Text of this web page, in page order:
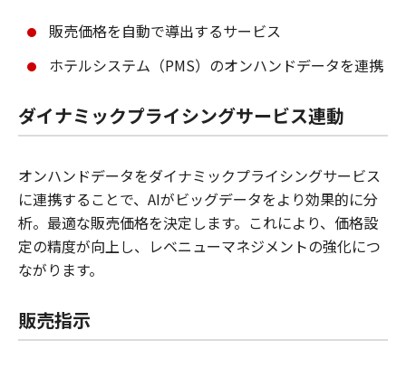
販売価格を自動で導出するサービス
ホテルシステム（PMS）のオンハンドデータを連携
ダイナミックプライシングサービス連動
オンハンドデータをダイナミックプライシングサービス
に連携することで、AIがビッグデータをより効果的に分
析。最適な販売価格を決定します。これにより、価格設
定の精度が向上し、レベニューマネジメントの強化につ
ながります。
販売指示